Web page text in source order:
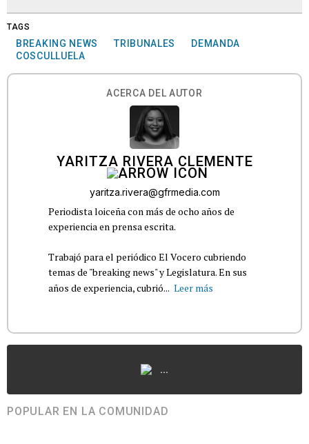
TAGS
BREAKING NEWS TRIBUNALES
DEMANDA
COSCULLUELA
ACERCA DEL AUTOR
YARITZA RIVERA CLEMENTE
yaritza.rivera@gfrmedia.com
Periodista loiceña con más de ocho años de
experiencia en prensa escrita.
Trabajó para el periódico El Vocero cubriendo
temas de "breaking news" y Legislatura. En sus
años de experiencia, cubrió... Leer más
...
POPULAR EN LA COMUNIDAD